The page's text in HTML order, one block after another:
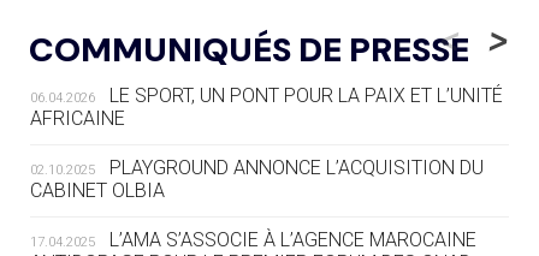
LE RÊVE DE VOIR LA LUGE ALPINE
AUX JO « N'EST PAS FINI »
05.08 — TIR À L'ARC
DES MONDIAUX À BRISBANE SUR LA
ROUTE DES JO 2032
LE VILLAGE OLYMPIQUE DES ARAVIS
COMMUNIQUÉS DE PRESSE
<
06.04.2026
LE SPORT, UN PONT POUR LA PAIX ET L’UNITÉ
AFRICAINE
02.10.2025
PLAYGROUND ANNONCE L’ACQUISITION DU
CABINET OLBIA
17.04.2025
L’AMA S’ASSOCIE À L’AGENCE MAROCAINE
>